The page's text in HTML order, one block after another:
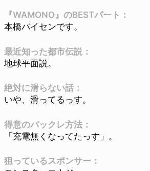
『WAMONO』のBESTパート：
本橋パイセンです。
最近知った都市伝説：
地球平面説。
絶対に滑らない話：
いや、滑ってるっす。
得意のバックレ方法：
「充電無くなってたっす」。
狙っているスポンサー：